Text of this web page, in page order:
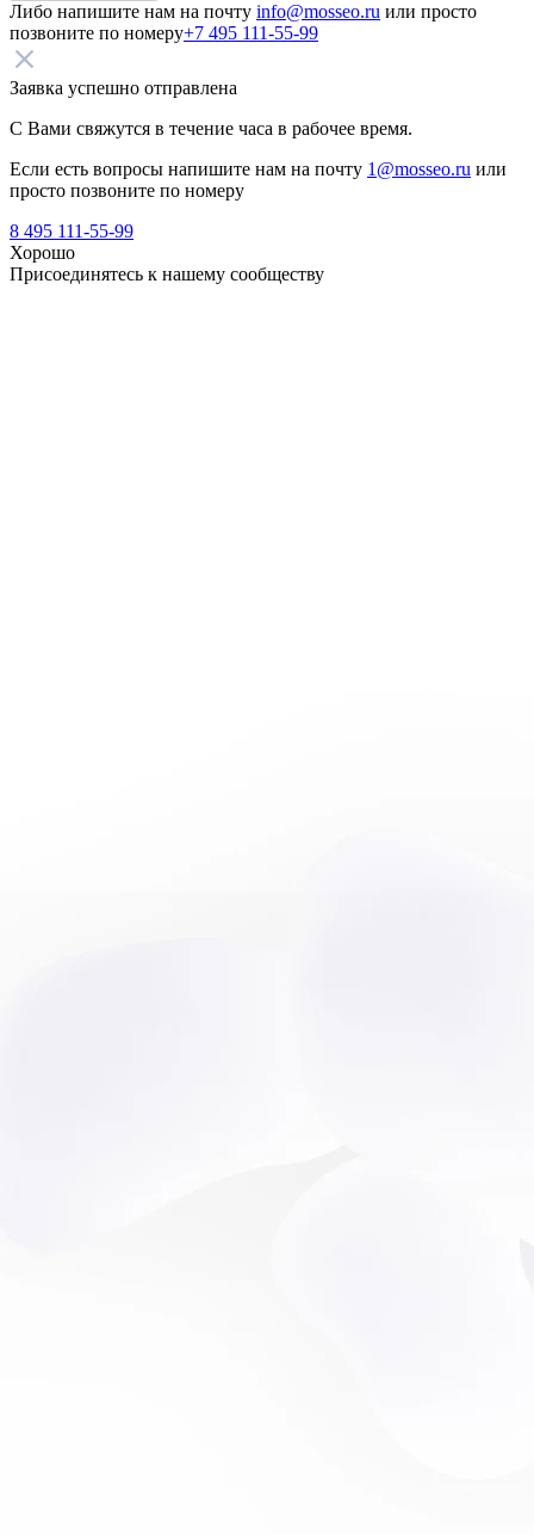
Либо напишите нам на почту info@mosseo.ru или просто
позвоните по номеру+7 495 111-55-99
Заявка успешно отправлена
С Вами свяжутся в течение часа в рабочее время.
Если есть вопросы напишите нам на почту 1@mosseo.ru или
просто позвоните по номеру
8 495 111-55-99
Хорошо
Присоединятесь к нашему сообществу